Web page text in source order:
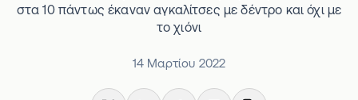
στα 10 πάντως έκαναν αγκαλίτσες με δέντρο και όχι με
το χιόνι
14 Μαρτίου 2022